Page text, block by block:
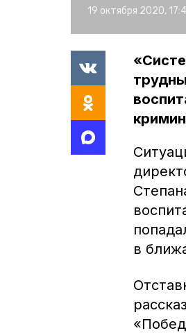
19 октября 2020,
в